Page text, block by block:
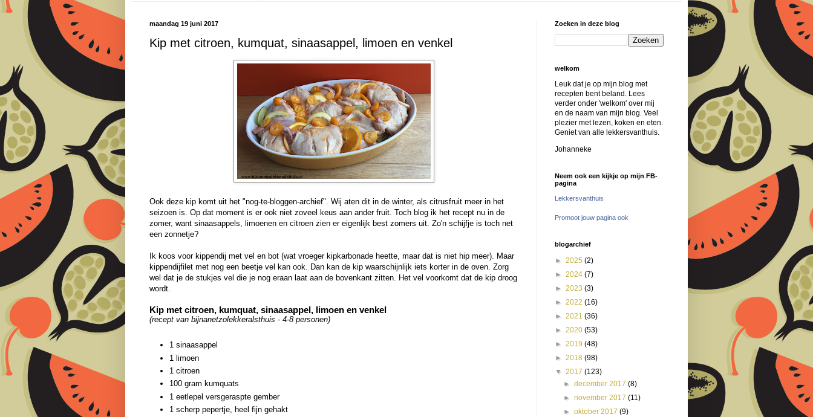
maandag 19 juni 2017
Kip met citroen, kumquat, sinaasappel, limoen en venkel
Ook deze kip komt uit het "nog-te-bloggen-archief". Wij aten dit in de winter, als citrusfruit meer in het
seizoen is. Op dat moment is er ook niet zoveel keus aan ander fruit. Toch blog ik het recept nu in de
zomer, want sinaasappels, limoenen en citroen zien er eigenlijk best zomers uit. Zo'n schijfje is toch net
een zonnetje?
Ik koos voor kippendij met vel en bot (wat vroeger kipkarbonade heette, maar dat is niet hip meer). Maar
kippendijfilet met nog een beetje vel kan ook. Dan kan de kip waarschijnlijk iets korter in de oven. Zorg
wel dat je de stukjes vel die je nog eraan laat aan de bovenkant zitten. Het vel voorkomt dat de kip droog
wordt.
Kip met citroen, kumquat, sinaasappel, limoen en venkel
(recept van bijnanetzolekkeralsthuis - 4-8 personen)
1 sinaasappel
1 limoen
1 citroen
100 gram kumquats
1 eetlepel versgeraspte gember
1 scherp pepertje, heel fijn gehakt
Zoeken in deze blog
welkom
Leuk dat je op mijn blog met
recepten bent beland. Lees
verder onder 'welkom' over mij
en de naam van mijn blog. Veel
plezier met lezen, koken en eten.
Geniet van alle lekkersvanthuis.
Johanneke
Neem ook een kijkje op mijn FB-
pagina
Lekkersvanthuis
Promoot jouw pagina ook
blogarchief
► 2025 (2)
► 2024 (7)
► 2023 (3)
► 2022 (16)
► 2021 (36)
► 2020 (53)
► 2019 (48)
► 2018 (98)
▼ 2017 (123)
►december 2017(8)
►november 2017(11)
►oktober 2017(9)